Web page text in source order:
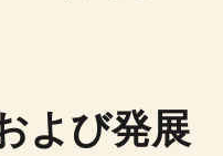
よび発展